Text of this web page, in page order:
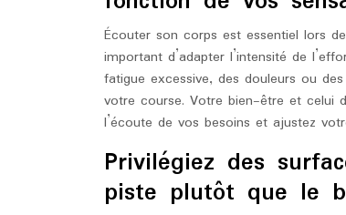
Écouter son corps est essentiel lors
important d’adapter l’intensité de
fatigue excessive, des douleurs ou
votre course. Votre bien-être et celui
l’écoute de vos besoins et ajustez
Privilégiez des
piste plutôt que le